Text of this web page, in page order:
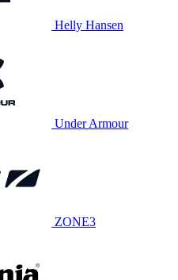
Helly Hansen
Under Armour
ZONE3